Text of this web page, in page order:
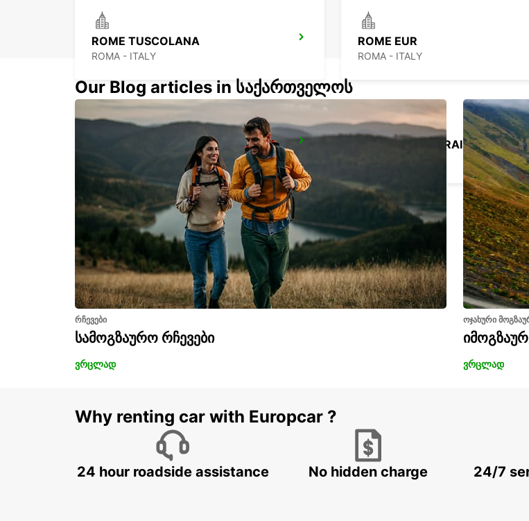
ROME TUSCOLANA
ROMA - ITALY
ROME EUR
ROMA - ITALY
ROME TIBURTINA STAZIONE FS ROME TERMINI RAILWAY - IKC
Our Blog articles in საქართველოს
რჩევები
სამოგზაურო რჩევები
ვრცლად
ოჯახური
ვრცლად
Why renting car with Europcar ?
24 hour roadside assistance No hidden charge
24/7